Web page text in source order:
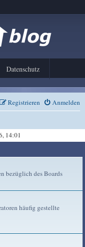
Datenschutz
Anmelden
Registrieren
14:01
bezüglich des Boards
häufig gestellte